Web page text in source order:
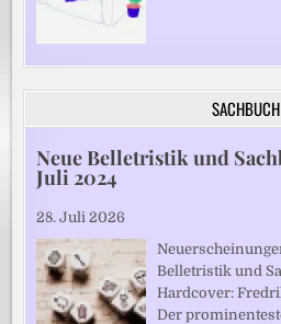
SACHBUCH
Neue Belletristik und
Juli 2024
28. Juli 2026
Belletristik und
Hardcover:
Der